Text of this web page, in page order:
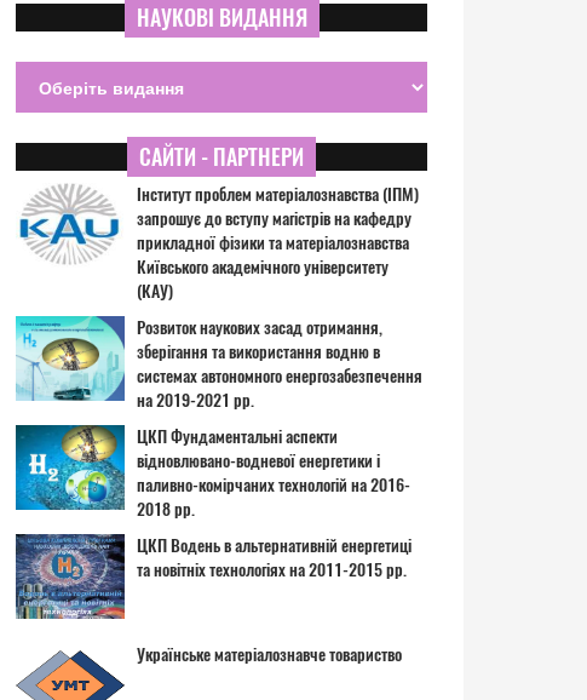
НАУКОВІ ВИДАННЯ
САЙТИ - ПАРТНЕРИ
Інститут проблем матеріалознавства (ІПМ)
запрошує до вступу магістрів на кафедру
прикладної фізики та матеріалознавства
Київського академічного університету
(КАУ)
Розвиток наукових засад отримання,
зберігання та використання водню в
системах автономного енергозабезпечення
на 2019-2021 рр.
ЦКП Фундаментальні аспекти
відновлювано-водневої енергетики і
паливно-комірчаних технологій на 2016-
2018 рр.
ЦКП Водень в альтернативній енергетиці
та новітніх технологіях на 2011-2015 рр.
Українське матеріалознавче товариство